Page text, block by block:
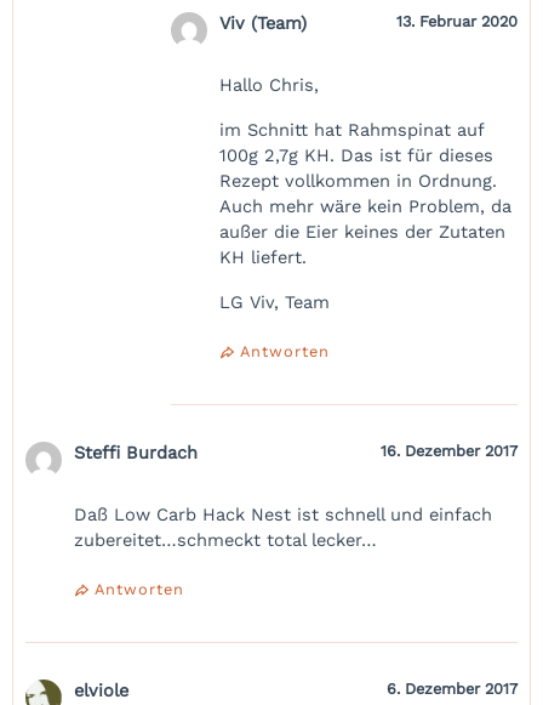
Viv (Team) 13. Februar 2020
Hallo Chris,
im Schnitt hat Rahmspinat auf
100g 2,7g KH. Das ist für dieses
Rezept vollkommen in Ordnung.
Auch mehr wäre kein Problem, da
außer die Eier keines der Zutaten
KH liefert.
LG Viv, Team
Antworten
Steffi Burdach 16. Dezember 2017
Daß Low Carb Hack Nest ist schnell und einfach
zubereitet…schmeckt total lecker…
Antworten
elviole 6. Dezember 2017